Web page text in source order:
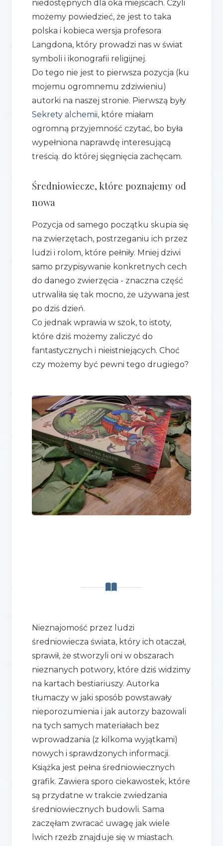
niedostępnych dla oka miejscach. Czyli
możemy powiedzieć, że jest to taka
polska i kobieca wersja profesora
Langdona, który prowadzi nas w świat
symboli i ikonografii religijnej.
Do tego nie jest to pierwsza pozycja (ku
mojemu ogromnemu zdziwieniu)
autorki na naszej stronie. Pierwszą były
Sekrety alchemii,które miałam
ogromną przyjemność czytać, bo była
wypełniona naprawdę interesującą
treścią. do której sięgnięcia zachęcam.
Średniowiecze, które poznajemy od
nowa
Pozycja od samego początku skupia się
na zwierzętach, postrzeganiu ich przez
ludzi i rolom, które pełniły. Mniej dziwi
samo przypisywanie konkretnych cech
do danego zwierzęcia - znaczna część
utrwaliła się tak mocno, że używana jest
po dziś dzień.
Co jednak wprawia w szok, to istoty,
które dziś możemy zaliczyć do
fantastycznych i nieistniejących. Choć
czy możemy być pewni tego drugiego?
Nieznajomość przez ludzi
średniowiecza świata, który ich otaczał,
sprawił, że stworzyli oni w obszarach
nieznanych potwory, które dziś widzimy
na kartach bestiariuszy. Autorka
tłumaczy w jaki sposób powstawały
nieporozumienia i jak autorzy bazowali
na tych samych materiałach bez
wprowadzania (z kilkoma wyjątkami)
nowych i sprawdzonych informacji.
Książka jest pełna średniowiecznych
grafik. Zawiera sporo ciekawostek, które
są przydatne w trakcie zwiedzania
średniowiecznych budowli. Sama
zaczęłam zwracać uwagę jak wiele
lwich rzeźb znajduje się w miastach.